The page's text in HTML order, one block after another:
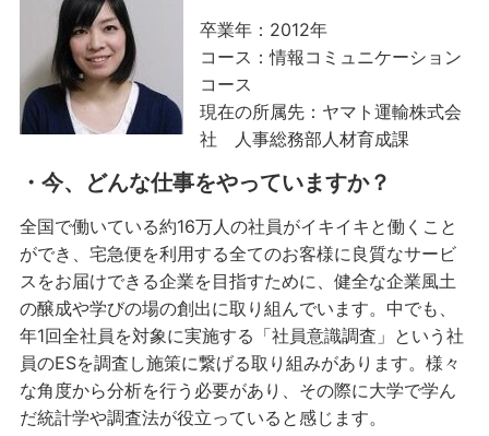
卒業年：2012年
コース：情報コミュニケーション
コース
現在の所属先：ヤマト運輸株式会
社 人事総務部人材育成課
・今、どんな仕事をやっていますか？
全国で働いている約16万人の社員がイキイキと働くこと
ができ、宅急便を利用する全てのお客様に良質なサービ
スをお届けできる企業を目指すために、健全な企業風土
の醸成や学びの場の創出に取り組んでいます。中でも、
年1回全社員を対象に実施する「社員意識調査」という社
員のESを調査し施策に繋げる取り組みがあります。様々
な角度から分析を行う必要があり、その際に大学で学ん
だ統計学や調査法が役立っていると感じます。